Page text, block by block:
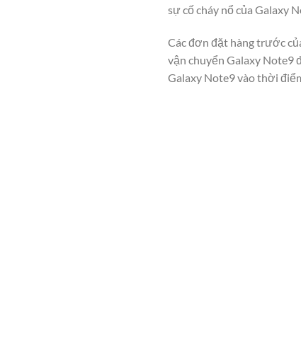
sự cố cháy nổ của Galaxy
Các đơn đặt hàng trước
vận chuyển Galaxy Note9
Galaxy Note9 vào thời